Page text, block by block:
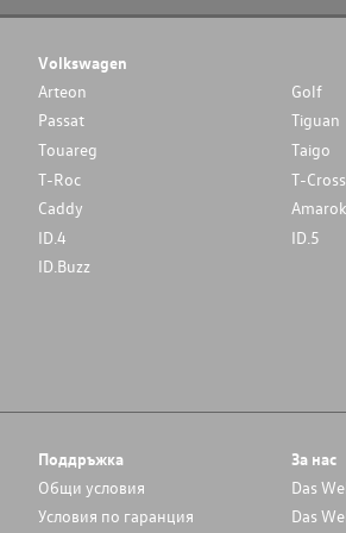
Volkswagen
Arteon
Golf
Passat
Tiguan
Touareg
Taigo
T-Roc
T-Cross
Caddy
Amarok
ID.4
ID.5
ID.Buzz
Поддръжка
Общи условия
Условия по гаранция
За нас
Das
Das